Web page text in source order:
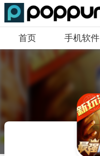
首页 手机软件